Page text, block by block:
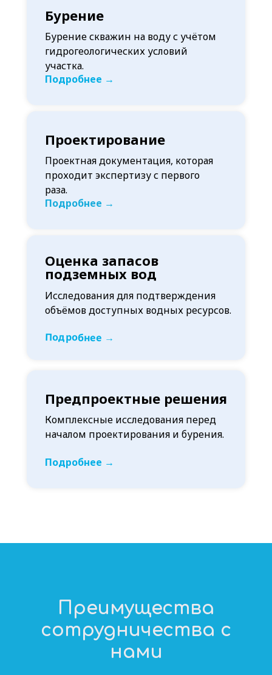
Подробнее →
Бурение скважин на воду с учётом
гидрогеологических условий
участка.
Бурение
Проектирование
Подробнее →
Проектная документация, которая
проходит экспертизу с первого
раза.
Подробнее →
Исследования для подтверждения
объёмов доступных водных ресурсов.
Оценка запасов
подземных вод
Предпроектные решения
Комплексные исследования перед
началом проектирования и бурения.
Подробнее →
Преимущества
сотрудничества с
нами